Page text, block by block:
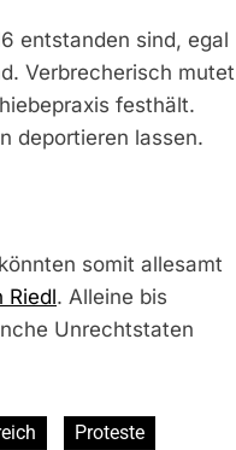
entstanden sind, egal
Verbrecherisch mutet
festhält.
deportieren lassen.
somit allesamt
Riedl. Alleine bis
Unrechtstaten
Proteste